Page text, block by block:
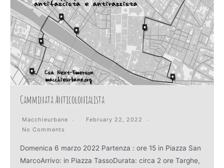
Camminata Anticolonialista
Macchieurbane
February 22, 2022
No Comments
Domenica 6 marzo 2022 Partenza : ore 15 in Piazza San
MarcoArrivo: in Piazza TassoDurata: circa 2 ore Targhe,